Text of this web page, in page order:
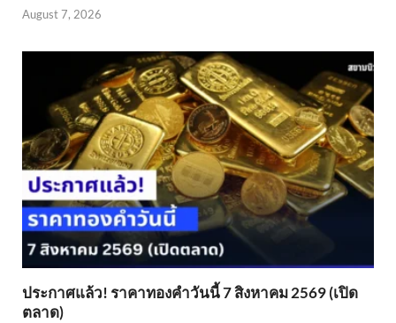
August 7, 2026
ประกาศแล้ว! ราคาทองคำวันนี้ 7 สิงหาคม 2569 (เปิด
ตลาด)